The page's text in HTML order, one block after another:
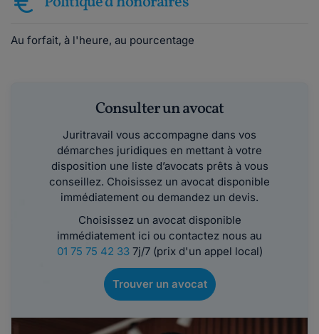
Au forfait, à l'heure, au pourcentage
Consulter un avocat
Juritravail vous accompagne dans vos
démarches juridiques en mettant à votre
disposition une liste d’avocats prêts à vous
conseillez. Choisissez un avocat disponible
immédiatement ou demandez un devis.
Choisissez un avocat disponible
immédiatement ici ou contactez nous au
01 75 75 42 337j/7 (prix d'un appel local)
Trouver un avocat